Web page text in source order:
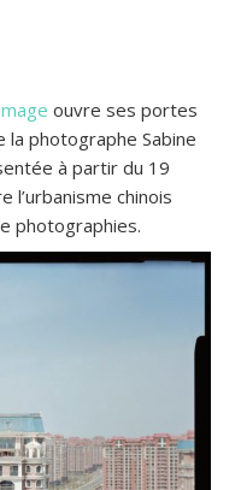
ouvre ses portes
photographe Sabine
à partir du 19
chinois
photographies.